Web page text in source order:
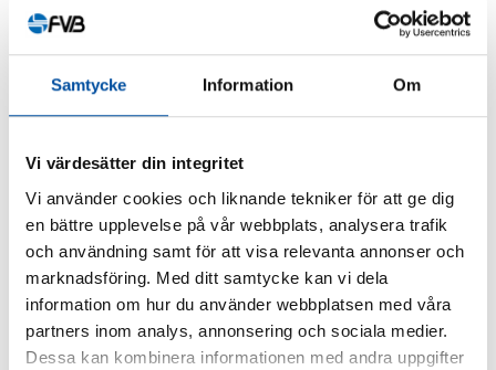
Samtycke Information Om
Vi värdesätter din integritet
Vi använder cookies och liknande tekniker för att ge dig
en bättre upplevelse på vår webbplats, analysera trafik
och användning samt för att visa relevanta annonser och
marknadsföring. Med ditt samtycke kan vi dela
information om hur du använder webbplatsen med våra
partners inom analys, annonsering och sociala medier.
Dessa kan kombinera informationen med andra uppgifter
ALLA NYHETER
Är du ingenjör eller konsult?
2026-07-02